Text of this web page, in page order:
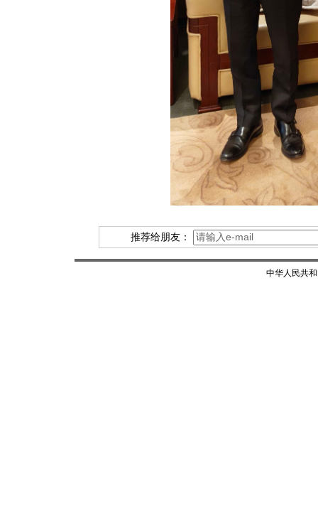
推荐给朋友：
中华人民共